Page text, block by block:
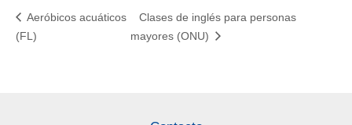
Aeróbicos acuáticos
(FL)
Clases de inglés para personas
mayores (ONU)